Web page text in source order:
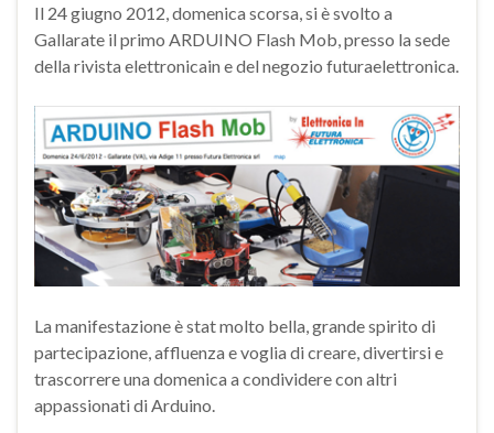
Il 24 giugno 2012, domenica scorsa, si è svolto a
Gallarate il primo ARDUINO Flash Mob, presso la sede
della rivista elettronicain e del negozio futuraelettronica.
La manifestazione è stat molto bella, grande spirito di
partecipazione, affluenza e voglia di creare, divertirsi e
trascorrere una domenica a condividere con altri
appassionati di Arduino.